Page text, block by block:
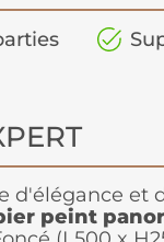
d'élégance et
peint